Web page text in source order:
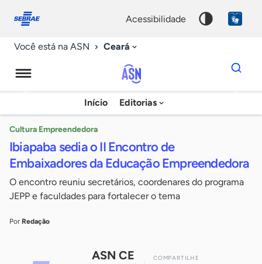
conosco
acessibilidade
Você está na ASN Ceará
Agência
Sebrae
Notícias
Início Editorias
Dados
para
chave
Cultura Empreendedora
Ibiapaba sedia o II Encontro de
Embaixadores da Educação Empreendedora
O encontro reuniu secretários, coordenares do programa
JEPP e faculdades para fortalecer o tema
Por Redação
ASN CE COMPARTILHE